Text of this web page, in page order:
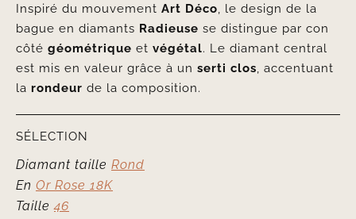
Inspiré du mouvement Art Déco, le design de la
bague en diamants Radieuse se distingue par con
côté géométrique et végétal. Le diamant central
est mis en valeur grâce à un serti clos, accentuant
la rondeur de la composition.
SÉLECTION
Diamant taille Rond
En Or Rose 18K
Taille46